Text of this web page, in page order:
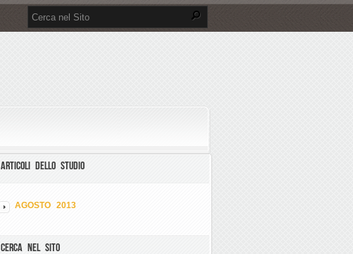
ARTICOLI DELLO STUDIO
AGOSTO 2013
CERCA NEL SITO